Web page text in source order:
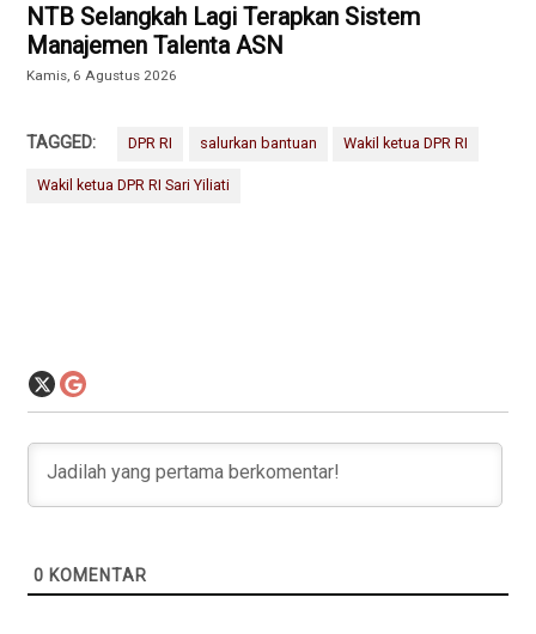
NTB Selangkah Lagi Terapkan Sistem
Manajemen Talenta ASN
Kamis, 6 Agustus 2026
TAGGED: DPR RI salurkan bantuan Wakil ketua DPR RI
Wakil ketua DPR RI Sari Yiliati
0 KOMENTAR